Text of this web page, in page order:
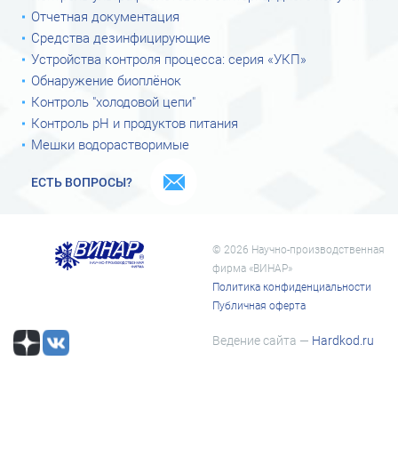
Отчетная документация
Средства дезинфицирующие
Устройства контроля процесса: серия «УКП»
Обнаружение биоплёнок
Контроль "холодовой цепи"
Контроль рН и продуктов питания
Мешки водорастворимые
ЕСТЬ ВОПРОСЫ?
© 2026 Научно-производственная
фирма «ВИНАР»
Политика конфиденциальности
Публичная оферта
Ведение сайта — Hardkod.ru